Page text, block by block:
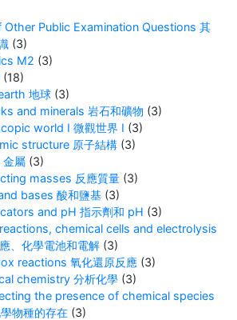
自己的波长。当你的眼睛同时接
（但没有绿光）时，大脑就会”创
3. 光谱色和三原色有什么关系？
这很重要？ 了解这些知识能帮助
色背后的科学
Public Examination Questions 其
(3)
M2 (3)
(18)
地球 (3)
and minerals 岩石和礦物 (3)
world I 微觀世界 I (3)
structure 原子結構 (3)
屬 (3)
masses 反應質量 (3)
bases 酸和鹽基 (3)
and pH 指示劑和 pH (3)
chemical cells and electrolysis
、化學電池和電解 (3)
reactions 氧化還原反應 (3)
chemistry 分析化學 (3)
the presence of chemical species
物種的存在 (3)